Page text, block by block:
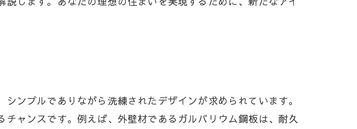
ンプルでありながら洗練されたデザインが求められています。
ャンスです。例えば、外壁材であるガルバリウム鋼板は、耐久